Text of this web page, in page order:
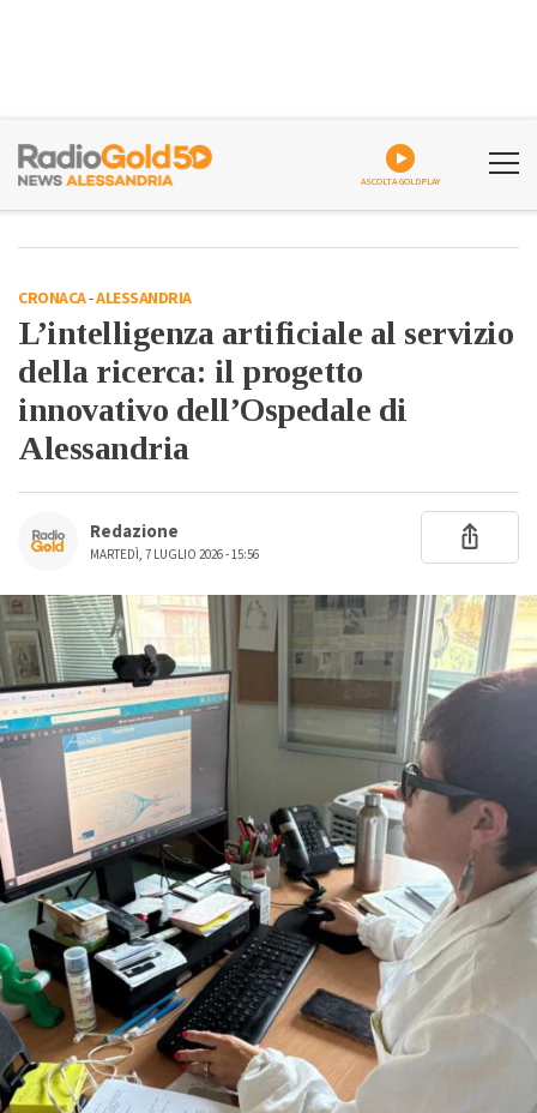
ASCOLTA GOLDPLAY
CRONACA-ALESSANDRIA
L’intelligenza artificiale al servizio
della ricerca: il progetto
innovativo dell’Ospedale di
Alessandria
Redazione
MARTEDÌ, 7 LUGLIO 2026 - 15:56